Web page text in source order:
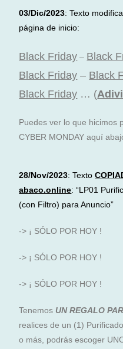
03/Dic/2023: Texto
página de inicio:
Black Friday – Black
Black Friday – Black
Black Friday … (
Puedes ver lo que hicimos
CYBER MONDAY aquí
28/Nov/2023: Texto
abaco.online: “LP01
(con Filtro) para Anuncio”
-> ¡ SÓLO POR HOY !
-> ¡ SÓLO POR HOY !
-> ¡ SÓLO POR HOY !
Tenemos UN REGALO
realices de un (1)
o más, podrás escoger